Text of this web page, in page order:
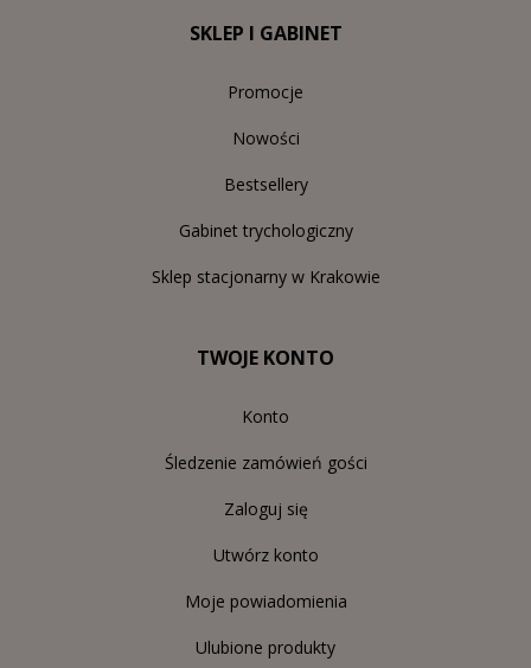
SKLEP I GABINET
Promocje
Nowości
Bestsellery
Gabinet trychologiczny
Sklep stacjonarny w Krakowie
TWOJE KONTO
Konto
Śledzenie zamówień gości
Zaloguj się
Utwórz konto
Moje powiadomienia
Ulubione produkty